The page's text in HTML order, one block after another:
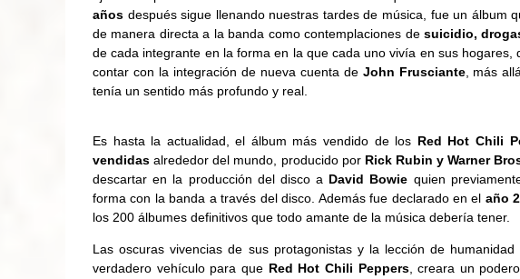
años después sigue llenando nuestras tardes de música, fue un álbum
de manera directa a la banda como contemplaciones de suicidio,
de cada integrante en la forma en la que cada uno vivía en sus
contar con la integración de nueva cuenta de John Frusciante, más
tenía un sentido más profundo y real.
Es hasta la actualidad, el álbum más vendido de los Red Hot Chili
vendidas alrededor del mundo, producido por Rick Rubin y Warner
descartar en la producción del disco a David Bowie quien
forma con la banda a través del disco. Además fue declarado en el año
los 200 álbumes definitivos que todo amante de la música debería tener.
Las oscuras vivencias de sus protagonistas y la lección de
verdadero vehículo para que Red Hot Chili Peppers, creara un